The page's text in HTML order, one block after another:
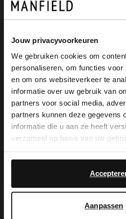
Jouw privacyvoorkeuren
We gebruiken cookies om
personaliseren, om functies voor
en om ons websiteverkeer te
informatie over uw gebruik van
partners voor social media,
partners kunnen deze gegevens
informatie die u aan ze heeft
verzameld op basis van uw
Aanpassen
Graue Veloursleder-
Manfield. Die Sneaker
Details abgesetzt und
dicke Sohle. Als
wir das transparente
Veloursleder-/Nubuk-
Produktdetails
View this website
It looks like your language
you like to switch to English?
English